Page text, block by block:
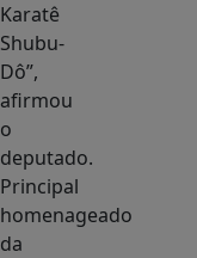
Karatê
Shubu-
Dô”,
afirmou
o
deputado.
Principal
homenageado
da